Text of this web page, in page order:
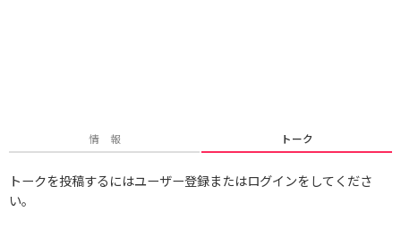
情 報 トーク
トークを投稿するにはユーザー登録またはログインをしてくださ
い。